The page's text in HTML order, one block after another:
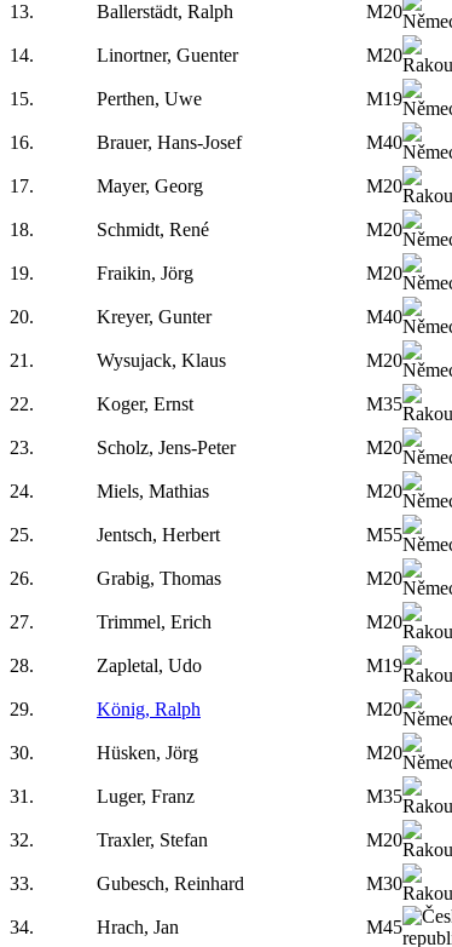
13.
Ballerstädt, Ralph M20
14.
Linortner, Guenter M20
15.
Perthen, Uwe M19
16.
Brauer, Hans-Josef M40
17.
Mayer, Georg M20
18.
Schmidt, René M20
19.
Fraikin, Jörg M20
20.
Kreyer, Gunter M40
21.
Wysujack, Klaus M20
22.
Koger, Ernst M35
23.
Scholz, Jens-Peter M20
24.
Miels, Mathias M20
25.
Jentsch, Herbert M55
26.
Grabig, Thomas M20
27.
Trimmel, Erich M20
28.
Zapletal, Udo M19
29.
König, Ralph M20
30.
Hüsken, Jörg M20
31.
Luger, Franz M35
32.
Traxler, Stefan M20
33.
Gubesch, Reinhard M30
34.
Hrach, Jan M45